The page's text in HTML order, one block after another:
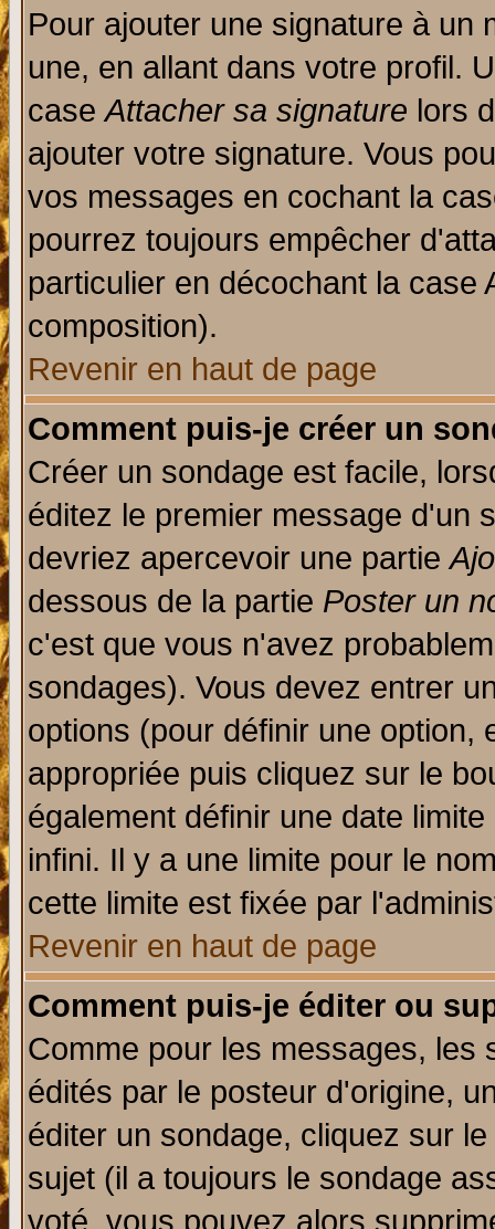
Pour ajouter une signature à un
une, en allant dans votre profil.
caseAttacher sa signature lors
ajouter votre signature. Vous
vos messages en cochant la
pourrez toujours empêcher
particulier en décochant la
composition).
Revenir en haut de page
Comment puis-je créer un
Créer un sondage est facile,
éditez le premier message d'un
devriez apercevoir une partie
dessous de la partie Poster un
c'est que vous n'avez
sondages). Vous devez entrer
options (pour définir une option,
appropriée puis cliquez sur le
également définir une date
infini. Il y a une limite pour le
cette limite est fixée par
Revenir en haut de page
Comment puis-je éditer ou
Comme pour les messages, les
édités par le posteur d'origine,
éditer un sondage, cliquez sur
sujet (il a toujours le sondage
voté, vous pouvez alors